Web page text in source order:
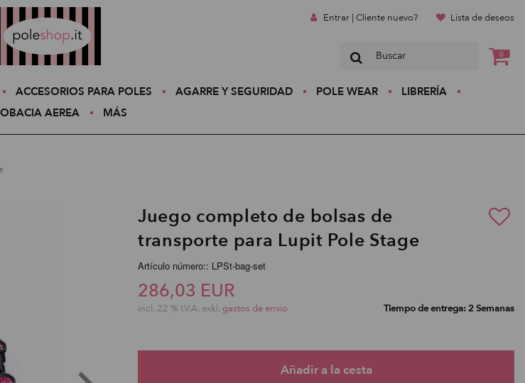
Entrar | Cliente nuevo? Lista de deseos
0
ACCESORIOS PARA POLES AGARRE Y SEGURIDAD POLE WEAR
LIBRERÍA
AEREA
MÁS
Juego completo de bolsas de
transporte para Lupit Pole Stage
Artículo número:: LPSt-bag-set
286,03 EUR
incl. 22 % I.V.A. exkl. gastos de envio Tiempo de entrega: 2 Semanas